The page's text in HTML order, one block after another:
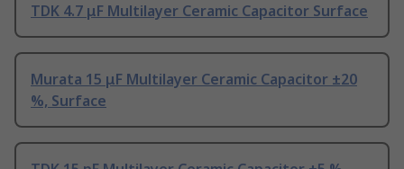
TDK 4.7 μF Multilayer Ceramic Capacitor Surface
Murata 15 μF Multilayer Ceramic Capacitor ±20
%, Surface